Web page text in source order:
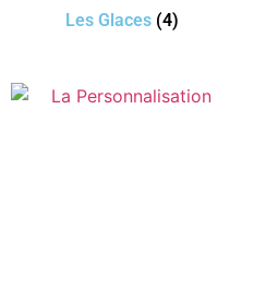
Les Glaces (4)